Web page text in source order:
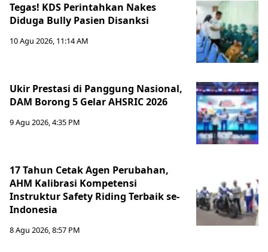
Tegas! KDS Perintahkan Nakes
Diduga Bully Pasien Disanksi
10 Agu 2026, 11:14 AM
Ukir Prestasi di Panggung Nasional,
DAM Borong 5 Gelar AHSRIC 2026
9 Agu 2026, 4:35 PM
17 Tahun Cetak Agen Perubahan,
AHM Kalibrasi Kompetensi
Instruktur Safety Riding Terbaik se-
Indonesia
8 Agu 2026, 8:57 PM